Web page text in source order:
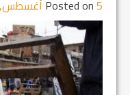
Posted on5 أغسطس, 2021